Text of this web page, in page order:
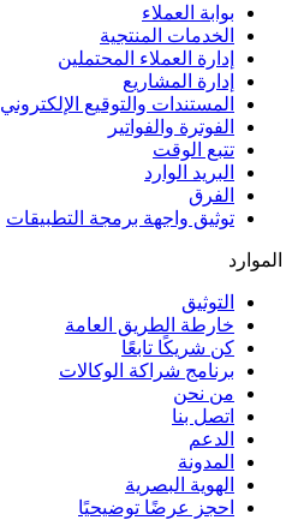
بوابة العملاء
الخدمات المنتجية
إدارة العملاء المحتملين
إدارة المشاريع
المستندات والتوقيع الإلكتروني
الفوترة والفواتير
تتبع الوقت
البريد الوارد
الفرق
توثيق واجهة برمجة التطبيقات
الموارد
التوثيق
خارطة الطريق العامة
كن شريكًا تابعًا
برنامج شراكة الوكالات
من نحن
اتصل بنا
الدعم
المدونة
الهوية البصرية
احجز عرضًا توضيحيًا